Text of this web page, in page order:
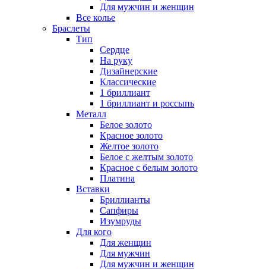
Для мужчин и женщин
Все колье
Браслеты
Тип
Сердце
На руку
Дизайнерские
Классические
1 бриллиант
1 бриллиант и россыпь
Металл
Белое золото
Красное золото
Желтое золото
Белое с желтым золото
Красное с белым золото
Платина
Вставки
Бриллианты
Сапфиры
Изумруды
Для кого
Для женщин
Для мужчин
Для мужчин и женщин